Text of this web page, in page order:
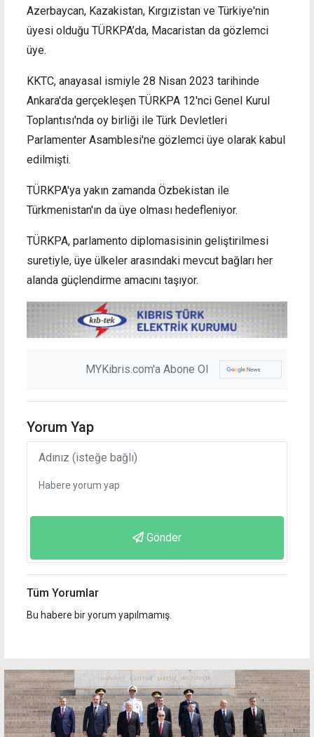
Azerbaycan, Kazakistan, Kırgızistan ve Türkiye'nin
üyesi olduğu TÜRKPA’da, Macaristan da gözlemci
üye.
KKTC, anayasal ismiyle 28 Nisan 2023 tarihinde
Ankara'da gerçekleşen TÜRKPA 12'nci Genel Kurul
Toplantısı'nda oy birliği ile Türk Devletleri
Parlamenter Asamblesi'ne gözlemci üye olarak kabul
edilmişti.
TÜRKPA'ya yakın zamanda Özbekistan ile
Türkmenistan'ın da üye olması hedefleniyor.
TÜRKPA, parlamento diplomasisinin geliştirilmesi
suretiyle, üye ülkeler arasındaki mevcut bağları her
alanda güçlendirme amacını taşıyor.
MYKibris.com'a Abone Ol
Yorum Yap
Gönder
Tüm Yorumlar
Bu habere bir yorum yapılmamış.